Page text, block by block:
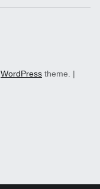
WordPress theme. |